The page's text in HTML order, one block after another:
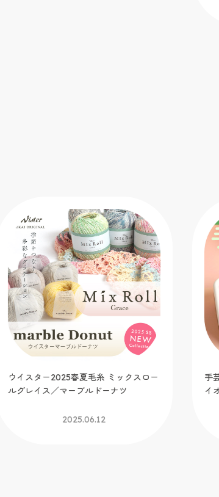
手芸缶 feat.太陽ノ塔 洋菓子店 トーカ
イオリジナル生地も発売！
2025.06.06
ド